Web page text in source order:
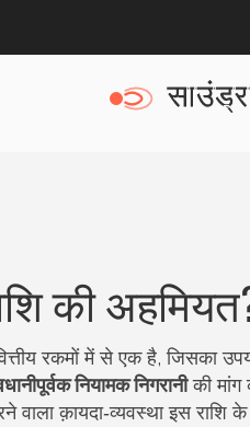
की
रकमों में से एक है, जिसका
नियामक निगरानीकी मांग
वाला क़ायदा‑व्यवस्थाइस राशि के